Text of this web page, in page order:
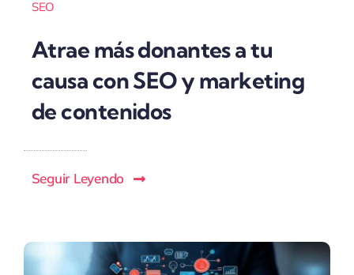
SEO
Atrae más donantes a tu
causa con SEO y marketing
de contenidos
Seguir Leyendo